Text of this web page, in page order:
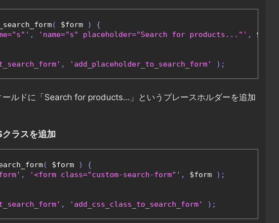
( $form )
{
, 'name="s" placeholder="Search for products..."' , $form
, 'add_placeholder_to_search_form' );
ールドに「Search for products…」というプレースホルダーを追加
ラスを追加
( $form )
{
, '<form class="custom-search-form"' , $form
);
, 'add_css_class_to_search_form' );